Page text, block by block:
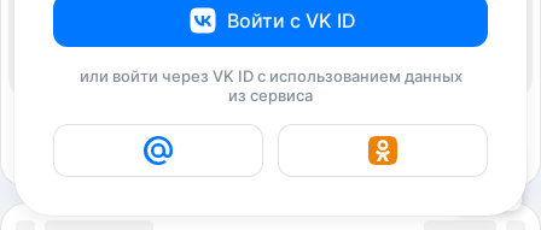
Войти с VK ID
или войти через VK ID с использованием данных
из сервиса